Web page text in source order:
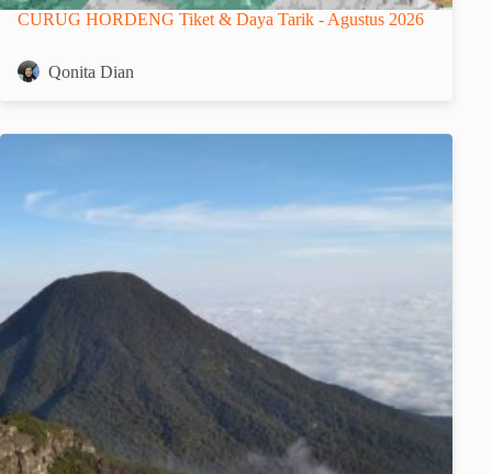
CURUG HORDENG Tiket & Daya Tarik - Agustus 2026
Qonita Dian